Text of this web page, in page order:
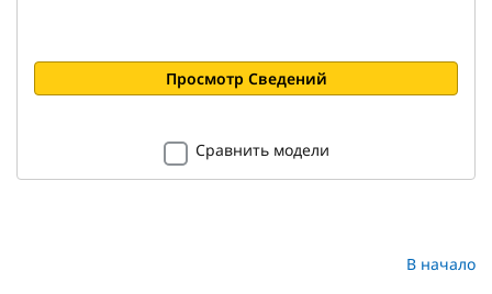
Просмотр Сведений
Сравнить модели
В начало